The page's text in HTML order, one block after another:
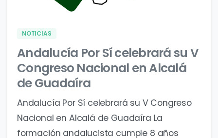
NOTICIAS
Andalucía Por Sí celebrará su V
Congreso Nacional en Alcalá
de Guadaíra
Andalucía Por Sí celebrará su V Congreso
Nacional en Alcalá de Guadaíra La
formación andalucista cumple 8 años